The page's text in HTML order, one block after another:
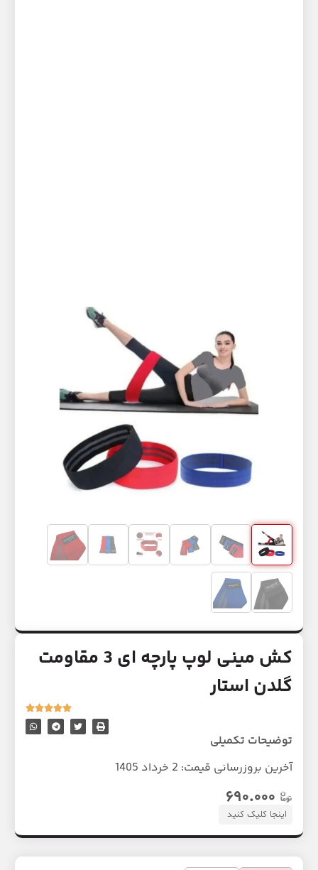
اینجا کلیک کنید
کش مینی لوپ پارچه ای 3 مقاومت
گلدن استار
توضیحات تکمیلی
آخرین بروزرسانی قیمت: 2 خرداد 1405